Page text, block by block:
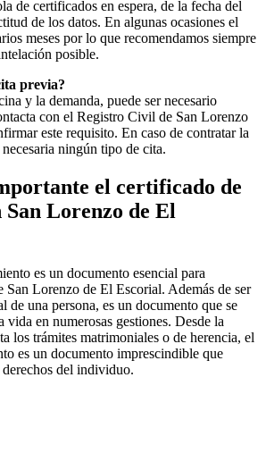
de certificados en espera, de la fecha del
de los datos. En algunas ocasiones el
meses por lo que recomendamos siempre
posible.
previa?
y la demanda, puede ser necesario
con el Registro Civil de San Lorenzo
este requisito. En caso de contratar la
ningún tipo de cita.
el certificado de
San Lorenzo de El
es un documento esencial para
San Lorenzo de El Escorial. Además de ser
de una persona, es un documento que se
en numerosas gestiones. Desde la
los trámites matrimoniales o de herencia, el
es un documento imprescindible que
del individuo.